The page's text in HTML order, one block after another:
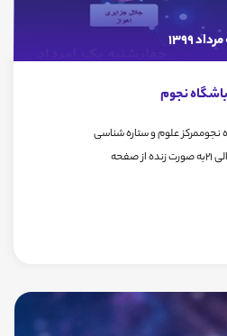
نجوم
علوم و ستاره شناسی
تهران.چهارشنبه یک امردادساعت ۱۹ الی ۲۱به صورت زنده از صفحه